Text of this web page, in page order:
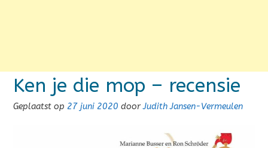
Ken je die mop – recensie
Geplaatst op 27 juni 2020 doorJudith Jansen-Vermeulen